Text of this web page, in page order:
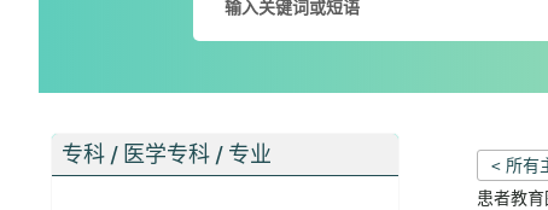
专科 / 医学专科 / 专业
< 所有
患者教